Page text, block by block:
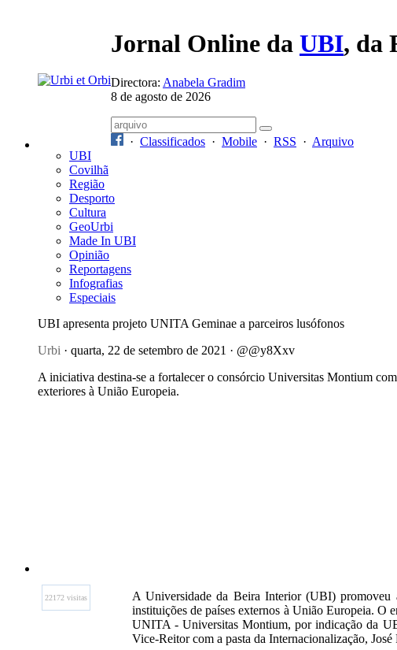
Jornal Online da UBI, da
Directora: Anabela Gradim
8 de agosto de 2026
· Classificados · Mobile · RSS · Arquivo
UBI
Covilhã
Região
Desporto
Cultura
GeoUrbi
Made In UBI
Opinião
Reportagens
Infografias
Especiais
UBI apresenta projeto UNITA Geminae a parceiros lusófonos
Urbi · quarta, 22 de setembro de 2021 · @@y8Xxv
A iniciativa destina-se a fortalecer o consórcio Universitas Montium
exteriores à União Europeia.
22172 visitas
A Universidade da Beira Interior (UBI) promoveu
instituições de países externos à União Europeia. O
UNITA - Universitas Montium, por indicação da
Vice-Reitor com a pasta da Internacionalização,